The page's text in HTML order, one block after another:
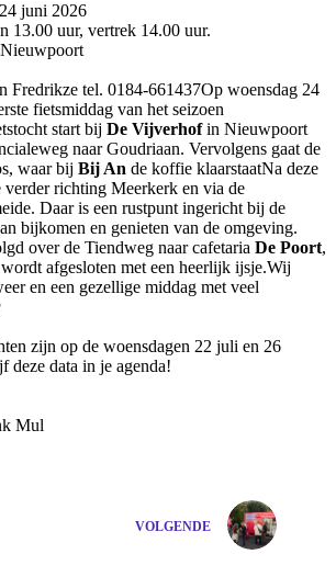
juni 2026
uur, vertrek 14.00 uur.
Fredrikze tel. 0184-661437Op woensdag 24
fietsmiddag van het seizoen
start bij De Vijverhofin Nieuwpoort
naar Goudriaan. Vervolgens gaat de
waar bij Bij An de koffie klaarstaatNa deze
verder richting Meerkerk en via de
Daar is een rustpunt ingericht bij de
bijkomen en genieten van de omgeving.
over de Tiendweg naar cafetaria De Poort,
afgesloten met een heerlijk ijsje.Wij
en een gezellige middag met veel
zijn op de woensdagen 22 juli en 26
deze data in je agenda!
Mul
VOLGENDE